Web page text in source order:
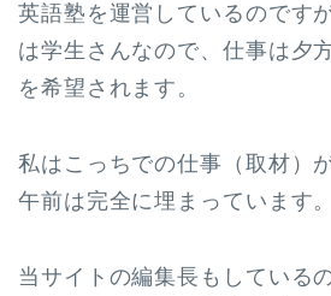
英語塾を運営しているのです
は学生さんなので、仕事は夕
を希望されます。
私はこっちでの仕事（取材）
午前は完全に埋まっています。
当サイトの編集長もしている